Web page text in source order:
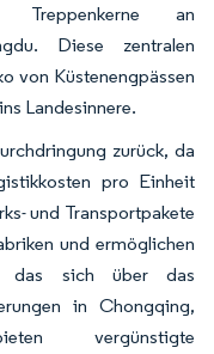
Treppenkerne an
Diese zentralen
von Küstenengpässen
Landesinnere.
zurück, da
pro Einheit
und Transportpakete
und ermöglichen
das sich über das
in Chongqing,
vergünstigte